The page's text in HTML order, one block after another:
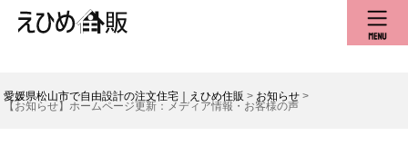
愛媛県松山市で自由設計の注文住宅｜えひめ住販 > お知らせ >
【お知らせ】ホームページ更新：メディア情報・お客様の声